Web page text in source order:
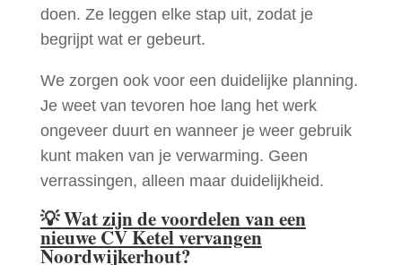
doen. Ze leggen elke stap uit, zodat je
begrijpt wat er gebeurt.
We zorgen ook voor een duidelijke planning.
Je weet van tevoren hoe lang het werk
ongeveer duurt en wanneer je weer gebruik
kunt maken van je verwarming. Geen
verrassingen, alleen maar duidelijkheid.
💡Wat zijn de voordelen van een
nieuwe CV Ketel vervangen
Noordwijkerhout?